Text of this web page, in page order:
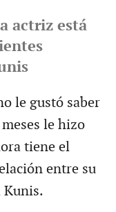
actriz está
le gustó saber
le hizo
tiene el
entre su
Kunis.